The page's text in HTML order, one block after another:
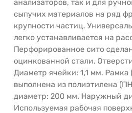
анализаторов, так и для
сыпучих материалов на ряд
крупности частиц.
легко устанавливается на
Перфорированное сито
оцинкованной стали.
Диаметр ячейки: 1,1 мм. Рамка
выполнена из полиэтилена
диаметр: 200 мм. Наружный
Используемая рабочая